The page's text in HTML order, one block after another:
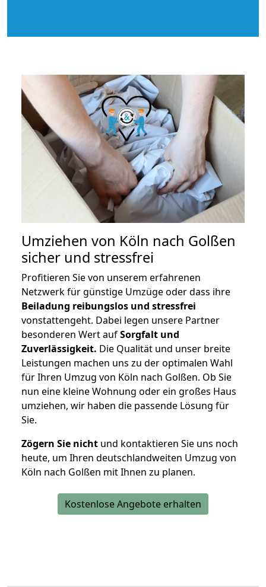
Umziehen von Köln nach Golßen
sicher und stressfrei
Profitieren Sie von unserem erfahrenen
Netzwerk für günstige Umzüge oder dass ihre
Beiladung reibungslos und stressfrei
vonstattengeht. Dabei legen unsere Partner
besonderen Wert aufSorgfalt und
Zuverlässigkeit. Die Qualität und unser breite
Leistungen machen uns zu der optimalen Wahl
für Ihren Umzug von Köln nach Golßen. Ob Sie
nun eine kleine Wohnung oder ein großes Haus
umziehen, wir haben die passende Lösung für
Sie.
Zögern Sie nicht und kontaktieren Sie uns noch
heute, um Ihren deutschlandweiten Umzug von
Köln nach Golßen mit Ihnen zu planen.
Kostenlose Angebote erhalten